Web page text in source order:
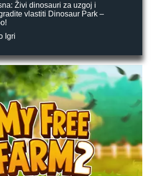
Živi dinosauri za uzgoj i
vlastiti Dinosaur Park –
Igri